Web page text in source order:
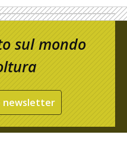
sul mondo
newsletter